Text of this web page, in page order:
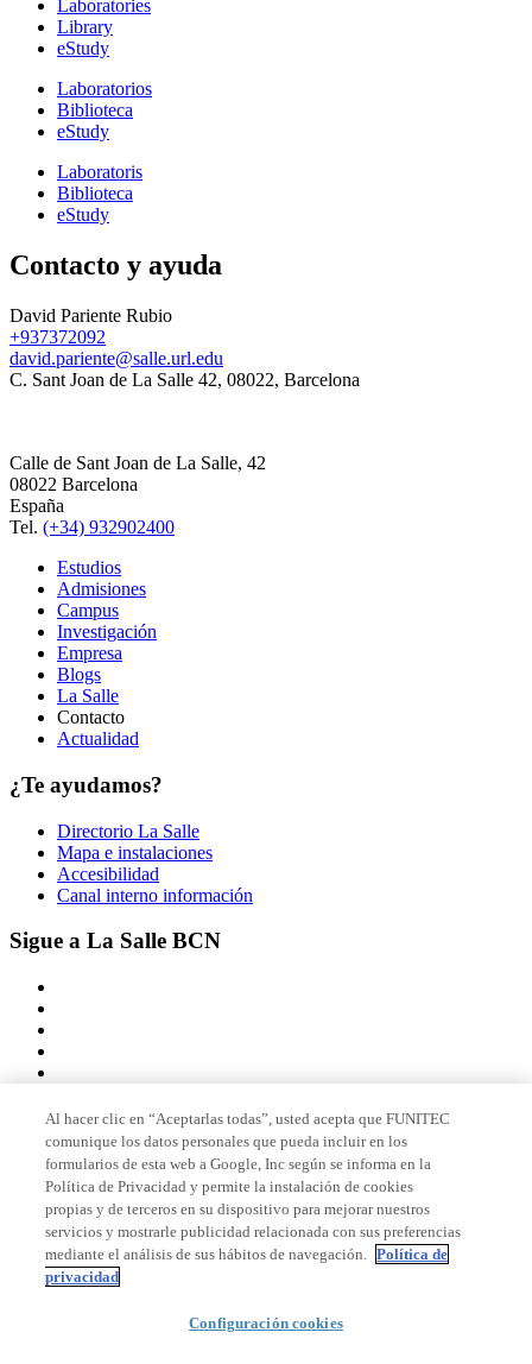
Laboratories
Library
eStudy
Laboratorios
Biblioteca
eStudy
Laboratoris
Biblioteca
eStudy
Contacto y ayuda
David Pariente Rubio
+937372092
david.pariente@salle.url.edu
C. Sant Joan de La Salle 42, 08022, Barcelona
Calle de Sant Joan de La Salle, 42
08022 Barcelona
España
Tel. (+34) 932902400
Estudios
Admisiones
Campus
Investigación
Empresa
Blogs
La Salle
Contacto
Actualidad
¿Te ayudamos?
Directorio La Salle
Mapa e instalaciones
Accesibilidad
Canal interno información
Sigue a La Salle BCN
Miembro de
Acreditaciones
© 2026 La Salle Campus Barcelona - URL |
Al hacer clic en “Aceptarlas todas”, usted acepta que FUNITEC
comunique los datos personales que pueda incluir en los
formularios de esta web a Google, Inc según se informa en la
Política de Privacidad y permite la instalación de cookies
propias y de terceros en su dispositivo para mejorar nuestros
servicios y mostrarle publicidad relacionada con sus preferencias
mediante el análisis de sus hábitos de navegación. Política de
privacidad
Configuración cookies